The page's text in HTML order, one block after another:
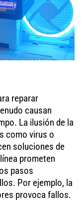
reparar
causan
La ilusión de la
como virus o
soluciones de
prometen
pasos
Por ejemplo, la
provoca fallos.